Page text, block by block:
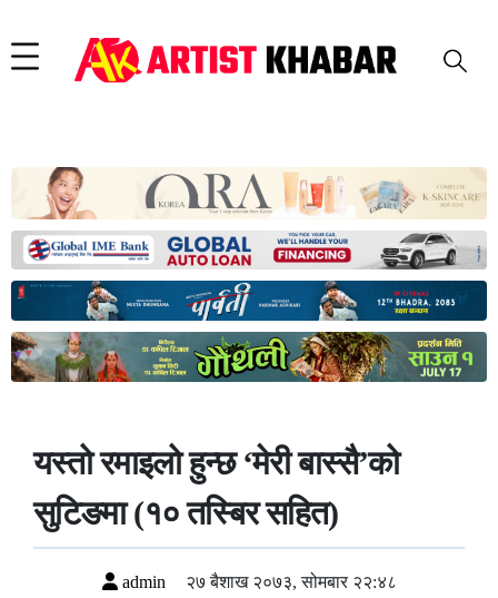
यस्तो रमाइलो हुन्छ ‘मेरी बास्सै’को
सुटिङमा (१० तस्बिर सहित)
admin २७ बैशाख २०७३, सोमबार २२:४८